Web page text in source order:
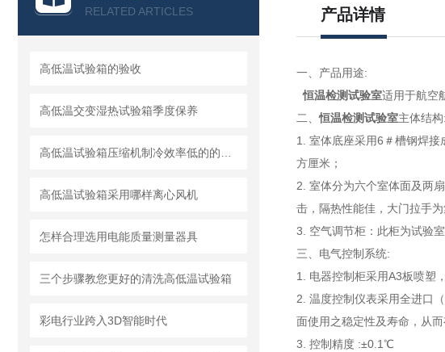
RELATED ARTICLES
高低温试验箱的验收
高低温交变湿热试验箱季度保养
高低温试验箱采用哪样离心风机
怎样合理选用电能质量测量器具
三个步骤教您更好的清洗高低温试验箱
彩电行业跨入3D智能时代
产品详情
一、产品用途:
恒温检测试验室适用于航空
二、恒温检测试验室主体结构:
1. 室体底座采用6＃槽钢焊
方厘米；
2. 室体分为六个室体面及两
击，隔热性能佳，大门拉手
3. 空气调节柜：此柜为试验
三、 电气控制系统:
1. 电器控制柜采用A3板喷塑
2. 温度控制仪表采用全进口
面使用之稳定性及寿命，从
3. 控制精度 :±0.1℃